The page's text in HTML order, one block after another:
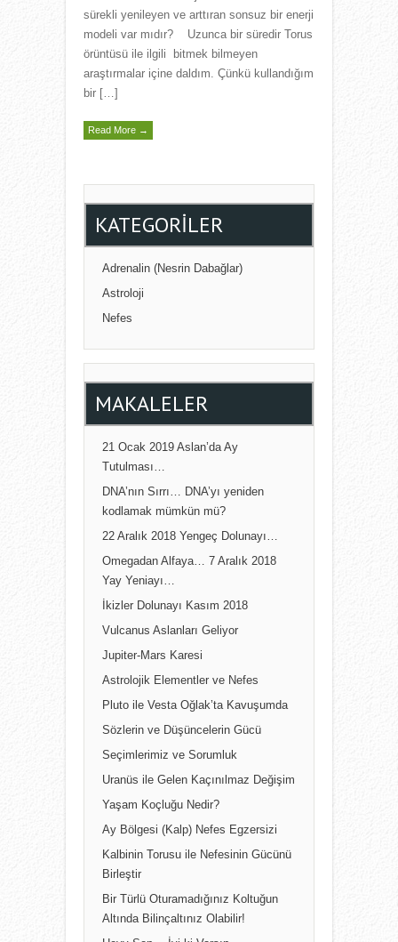
sürekli yenileyen ve arttıran sonsuz bir enerji
modeli var mıdır? Uzunca bir süredir Torus
örüntüsü ile ilgili bitmek bilmeyen
araştırmalar içine daldım. Çünkü kullandığım
bir […]
Read More →
KATEGORILER
Adrenalin (Nesrin Dabağlar)
Astroloji
Nefes
MAKALELER
21 Ocak 2019 Aslan’da Ay
Tutulması…
DNA’nın Sırrı… DNA’yı yeniden
kodlamak mümkün mü?
22 Aralık 2018 Yengeç Dolunayı…
Omegadan Alfaya… 7 Aralık 2018
Yay Yeniayı…
İkizler Dolunayı Kasım 2018
Vulcanus Aslanları Geliyor
Jupiter-Mars Karesi
Astrolojik Elementler ve Nefes
Pluto ile Vesta Oğlak’ta Kavuşumda
Sözlerin ve Düşüncelerin Gücü
Seçimlerimiz ve Sorumluk
Uranüs ile Gelen Kaçınılmaz Değişim
Yaşam Koçluğu Nedir?
Ay Bölgesi (Kalp) Nefes Egzersizi
Kalbinin Torusu ile Nefesinin Gücünü
Birleştir
Bir Türlü Oturamadığınız Koltuğun
Altında Bilinçaltınız Olabilir!